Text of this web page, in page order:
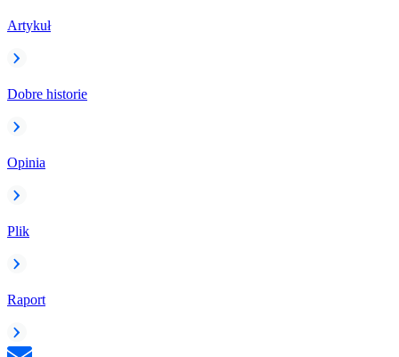
Artykuł
Dobre historie
Opinia
Plik
Raport